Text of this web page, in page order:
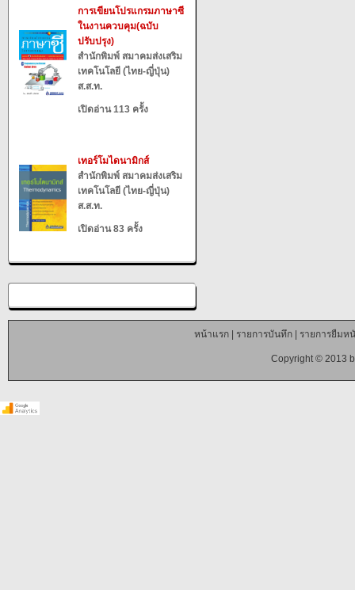
การเขียนโปรแกรมภาษาซี
ในงานควบคุม(ฉบับ
ปรับปรุง)
สำนักพิมพ์ สมาคมส่งเสริม
เทคโนโลยี (ไทย-ญี่ปุ่น)
ส.ส.ท.
เปิดอ่าน 113 ครั้ง
เทอร์โมไดนามิกส์
สำนักพิมพ์ สมาคมส่งเสริม
เทคโนโลยี (ไทย-ญี่ปุ่น)
ส.ส.ท.
เปิดอ่าน 83 ครั้ง
หน้าแรก| รายการบันทึก| รายการยืมห
Copyright © 2013